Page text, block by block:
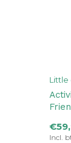
Little
Incl.